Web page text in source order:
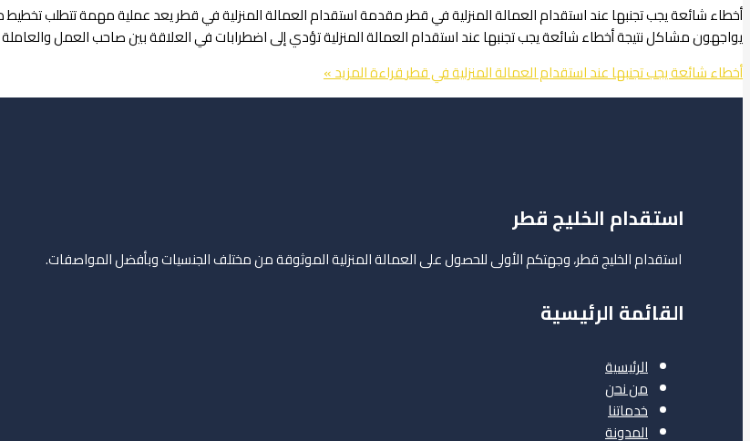
أخطاء شائعة يجب تجنبها عند استقدام العمالة المنزلية في قطر مقدمة استقدام العمالة المنزلية في قطر يعد عملية مهمة تتطلب
يواجهون مشاكل نتيجة أخطاء شائعة يجب تجنبها عند استقدام العمالة المنزلية تؤدي إلى اضطرابات في العلاقة بين صاحب العمل
أخطاء شائعة يجب تجنبها عند استقدام العمالة المنزلية في قطرقراءة المزيد »
استقدام الخليج قطر
استقدام الخليج قطر، وجهتكم الأولى للحصول على العمالة المنزلية الموثوقة من مختلف الجنسيات وبأفضل المواصفات.
القائمة الرئيسية
الرئيسية
من نحن
خدماتنا
المدونة